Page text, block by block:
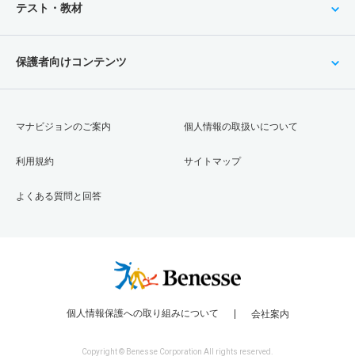
テスト・教材
保護者向けコンテンツ
マナビジョンのご案内
利用規約
よくある質問と回答
個人情報の取扱いについて
サイトマップ
個人情報保護への取り組みについて 会社案内
Copyright © Benesse Corporation All rights reserved.